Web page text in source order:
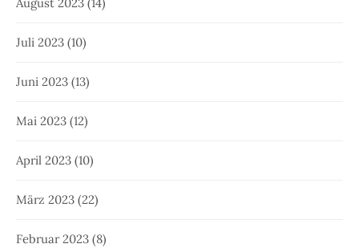
Juli 2023 (10)
Juni 2023 (13)
Mai 2023 (12)
April 2023 (10)
März 2023 (22)
Februar 2023 (8)